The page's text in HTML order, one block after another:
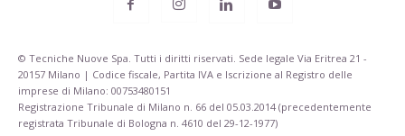
© Tecniche Nuove Spa. Tutti i diritti riservati. Sede legale Via Eritrea 21 -
20157 Milano | Codice fiscale, Partita IVA e Iscrizione al Registro delle
imprese di Milano: 00753480151
Registrazione Tribunale di Milano n. 66 del 05.03.2014 (precedentemente
registrata Tribunale di Bologna n. 4610 del 29-12-1977)